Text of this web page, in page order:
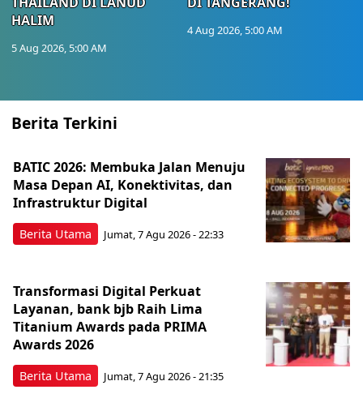
HALIM
5 Aug 2026, 5:00 AM
4 Aug 2026, 5:00 AM
Berita Terkini
Berita Utama
BATIC 2026: Membuka Jalan Menuju
Masa Depan AI, Konektivitas, dan
Infrastruktur Digital
Jumat, 7 Agu 2026 - 22:33
Berita Utama
Transformasi Digital Perkuat
Layanan, bank bjb Raih Lima
Titanium Awards pada PRIMA
Awards 2026
Jumat, 7 Agu 2026 - 21:35